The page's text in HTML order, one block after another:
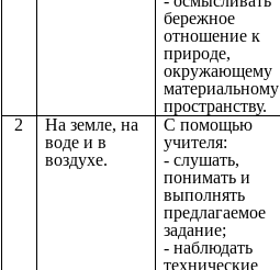
бережное
отношение к
природе,
окружающему
материальному
пространству.
2
На земле, на
воде и в
воздухе.
С помощью
учителя:
- слушать,
понимать и
выполнять
предлагаемое
задание;
- наблюдать
технические